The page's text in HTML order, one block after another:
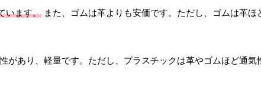
います。 また、ゴムは革よりも安価です。ただし、ゴムは革ほ
があり、軽量です。ただし、プラスチックは革やゴムほど通気